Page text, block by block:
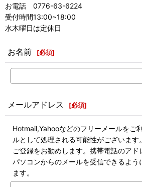
お電話 0776-63-6224
受付時間13:00~18:00
水木曜日は定休日
お名前 [必須]
メールアドレス [必須]
Hotmail,Yahooなどのフリーメールをご
ルとして処理される可能性がございま
ご登録をお勧めします。携帯電話のアド
パソコンからのメールを受信できるよう
ます。